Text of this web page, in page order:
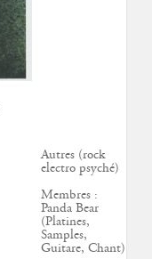
Autres (rock
electro psyché)
Membres :
Panda Bear
(Platines,
Samples,
Guitare, Chant)